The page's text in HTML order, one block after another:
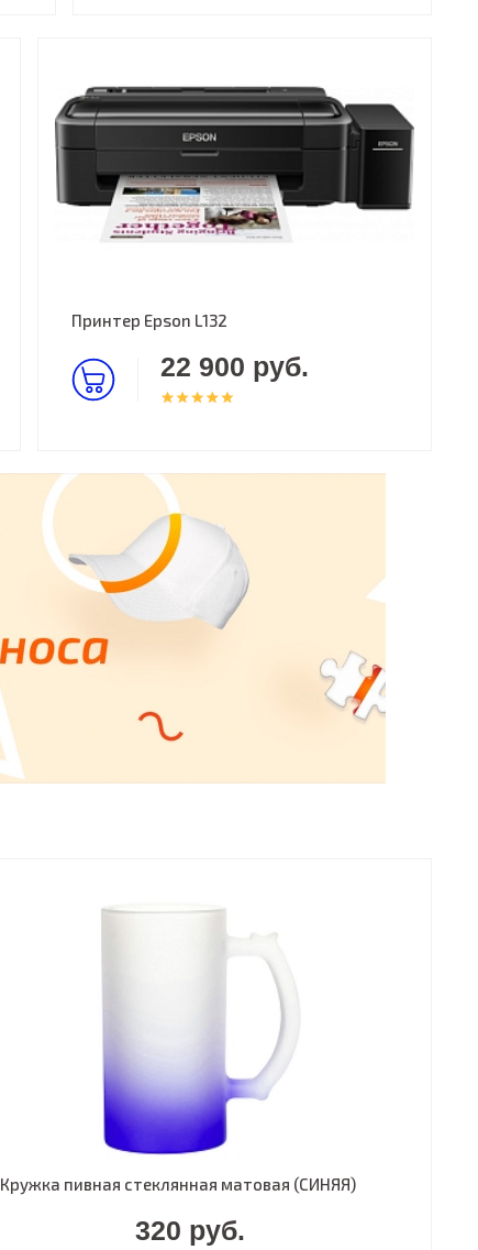
Принтер Epson L132
22 900 руб.
Кружка пивная стеклянная матовая (СИНЯЯ)
320 руб.